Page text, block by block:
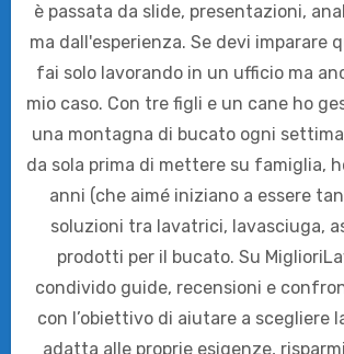
è passata da slide, presentazioni,
ma dall'esperienza. Se devi imparare
fai solo lavorando in un ufficio ma
mio caso. Con tre figli e un cane ho
una montagna di bucato ogni
da sola prima di mettere su famiglia,
anni (che aimé iniziano a essere
soluzioni tra lavatrici, lavasciuga,
prodotti per il bucato. Su
condivido guide, recensioni e
con l’obiettivo di aiutare a scegliere
adatta alle proprie esigenze,